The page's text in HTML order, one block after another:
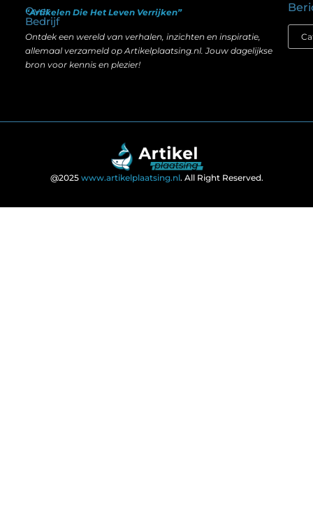
Over
Bedrijf
“Artikelen Die Het Leven Verrijken”
Ontdek een wereld van verhalen, inzichten en inspiratie,
allemaal verzameld op Artikelplaatsing.nl. Jouw dagelijkse
bron voor kennis en plezier!
@2025 www.artikelplaatsing.nl. All Right Reserved.